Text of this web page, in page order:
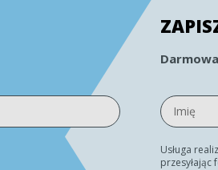
Usługa
przesyłając